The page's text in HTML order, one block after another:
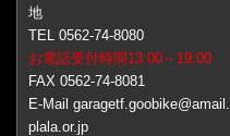
地
TEL 0562-74-8080
お電話受付時間13:00～19:00
FAX 0562-74-8081
E-Mail garagetf.goobike@amail.
plala.or.jp